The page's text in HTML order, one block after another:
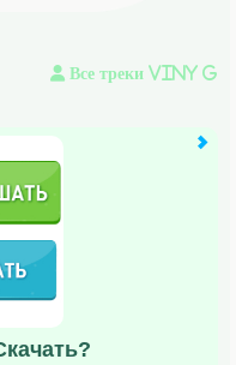
Все треки Viny G